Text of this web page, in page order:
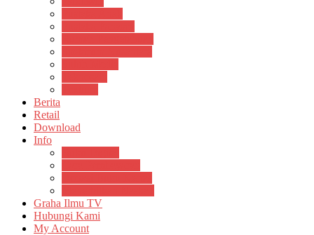
Berita
Retail
Download
Info
Graha Ilmu TV
Hubungi Kami
My Account